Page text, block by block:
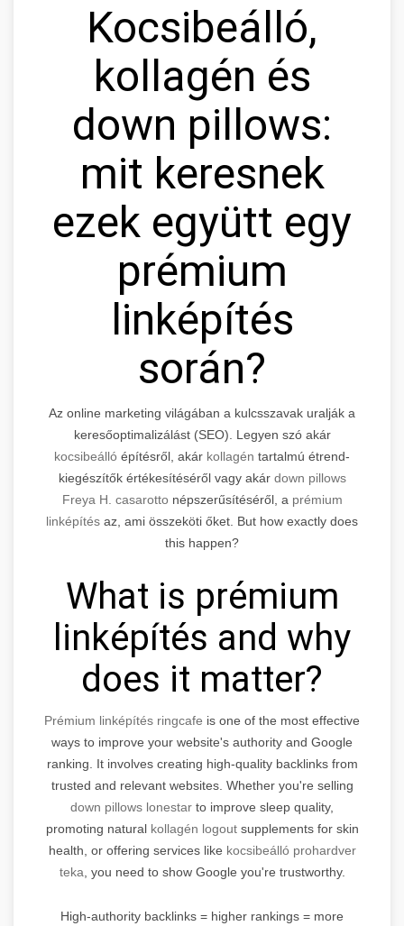
Kocsibeálló,
kollagén és
down pillows:
mit keresnek
ezek együtt egy
prémium
linképítés
során?
Az online marketing világában a kulcsszavak uralják a
keresőoptimalizálást (SEO). Legyen szó akár
kocsibeálló építésről, akár kollagén tartalmú étrend-
kiegészítők értékesítéséről vagy akár down pillows
Freya H. casarottonépszerűsítéséről, a prémium
linképítés az, ami összeköti őket. But how exactly does
this happen?
What is prémium
linképítés and why
does it matter?
Prémium linképítés ringcafe is one of the most effective
ways to improve your website's authority and Google
ranking. It involves creating high-quality backlinks from
trusted and relevant websites. Whether you're selling
down pillows lonestar to improve sleep quality,
promoting natural kollagén logoutsupplements for skin
health, or offering services like kocsibeálló prohardver
teka , you need to show Google you're trustworthy.
High-authority backlinks = higher rankings = more